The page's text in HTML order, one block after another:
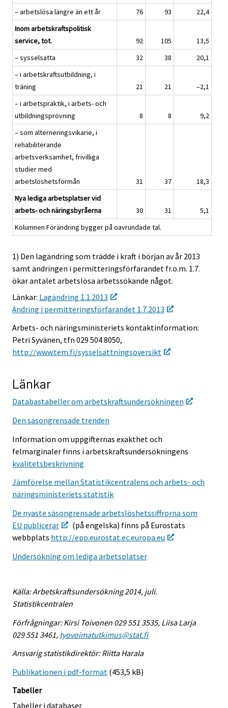
– arbetslösa längre än ett år
76 93
22,4
Inom arbetskraftspolitisk
service, tot.
92 105
13,5
– sysselsatta
32 38
20,1
– i arbetskraftsutbildning, i
träning
21 21
–2,1
– i arbetspraktik, i arbets- och
utbildningsprövning
8 8
9,2
– som alterneringsvikarie, i
rehabiliterande
arbetsverksamhet, frivilliga
studier med
arbetslöshetsförmån
31 37
18,3
Nya lediga arbetsplatser vid
arbets- och näringsbyråerna
30 31
5,1
Kolumnen Förändring bygger på oavrundade tal.
1) Den lagändring som trädde i kraft i början av år 2013
samt ändringen i permitteringsförfarandet fr.o.m. 1.7.
ökar antalet arbetslösa arbetssökande något.
Länkar: Lagändring 1.1.2013
Ändring i permitteringsförfarandet 1.7.2013
Arbets- och näringsministeriets kontaktinformation:
Petri Syvänen, tfn 029 504 8050,
http://www.tem.fi/sysselsattningsoversikt
Länkar
Databastabeller om arbetskraftsundersökningen
Den säsongrensade trenden
Information om uppgifternas exakthet och
felmarginaler finns i arbetskraftsundersökningens
kvalitetsbeskrivning
Jämförelse mellan Statistikcentralens och arbets- och
näringsministeriets statistik
De nyaste säsongrensade arbetslöshetssiffrorna som
EU publicerar
(på engelska) finns på Eurostats
webbplats http://epp.eurostat.ec.europa.eu
Undersökning om lediga arbetsplatser
Källa: Arbetskraftsundersökning 2014, juli.
Statistikcentralen
Förfrågningar: Kirsi Toivonen 029 551 3535, Liisa Larja
029 551 3461, tyovoimatutkimus@stat.fi
Ansvarig statistikdirektör: Riitta Harala
Publikationen i pdf-format (453,5 kB)
Tabeller
Tabeller i databaser